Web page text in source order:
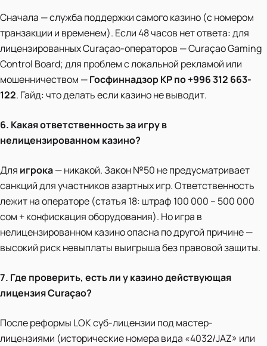
Сначала — служба поддержки самого казино (с номером
транзакции и временем). Если 48 часов нет ответа: для
лицензированных Curaçao-операторов — Curaçao Gaming
Control Board; для проблем с локальной рекламой или
мошенничеством —Госфиннадзор КР по +996 312 663-
122. Гайд: что делать если казино не выводит.
6. Какая ответственность за игру в
нелицензированном казино?
Для игрока— никакой. Закон №50 не предусматривает
санкций для участников азартных игр. Ответственность
лежит на операторе (статья 18: штраф 100 000 – 500 000
сом + конфискация оборудования). Но игра в
нелицензированном казино опасна по другой причине —
высокий риск невыплаты выигрыша без правовой защиты.
7. Где проверить, есть ли у казино действующая
лицензия Curaçao?
После реформы LOK суб-лицензии под мастер-
лицензиями (исторические номера вида «4032/JAZ» или